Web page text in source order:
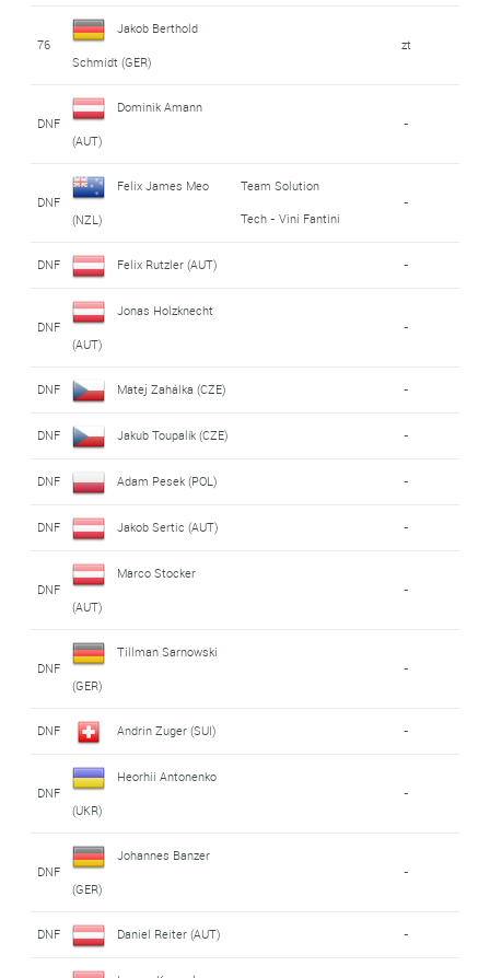
76
Jakob Berthold
Schmidt (GER)
zt
DNF
Dominik Amann
(AUT)
-
DNF
Felix James Meo
(NZL)
Team Solution
Tech - Vini Fantini
-
DNF Felix Rutzler (AUT) -
DNF
Jonas Holzknecht
(AUT)
-
DNF Matej Zahálka (CZE) -
DNF Jakub Toupalík (CZE) -
DNF Adam Pesek (POL) -
DNF Jakob Sertic (AUT) -
DNF
Marco Stocker
(AUT)
-
DNF
Tillman Sarnowski
(GER)
-
DNF Andrin Zuger (SUI) -
DNF
Heorhii Antonenko
(UKR)
-
DNF
Johannes Banzer
(GER)
-
DNF Daniel Reiter (AUT) -